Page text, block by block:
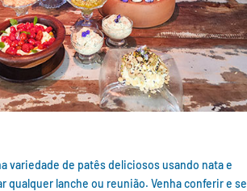
variedade de patês deliciosos usando nata e
qualquer lanche ou reunião. Venha conferir e se